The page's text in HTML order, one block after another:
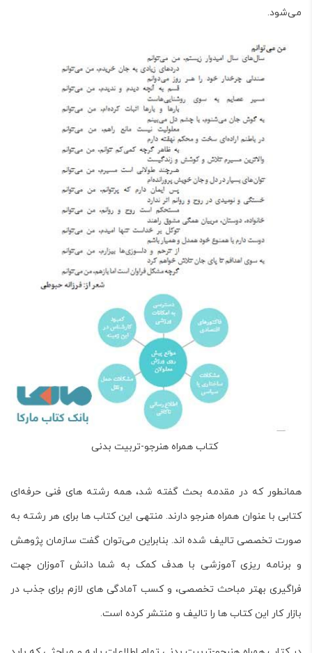
می‌شود.
کتاب همراه هنرجو-تربیت بدنی
همانطور که در مقدمه بحث گفته شد، همه رشته های فنی حرفه‌ای
کتابی با عنوان همراه هنرجو دارند. منتهی این کتاب ها برای هر رشته به
صورت تخصصی تالیف شده اند. بنابراین می‌توان گفت سازمان پژوهش
و برنامه ریزی آموزشی با هدف کمک به شما دانش آموزان جهت
فراگیری بهتر مباحث تخصصی، و کسب آمادگی های لازم برای جذب در
بازار کار این کتاب ها را تالیف و منتشر کرده است.